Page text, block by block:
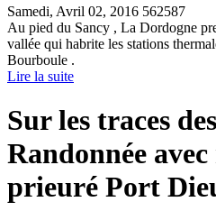
Samedi, Avril 02, 2016 562587
Au pied du Sancy , La Dordogne
vallée qui habrite les stations
Bourboule .
Lire la suite
Sur les traces
Randonnée
prieuré Port